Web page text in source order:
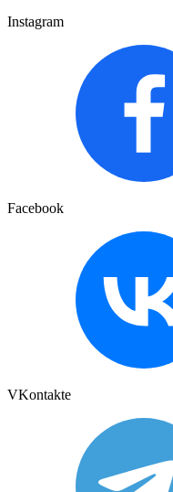
Instagram
Facebook
VKontakte